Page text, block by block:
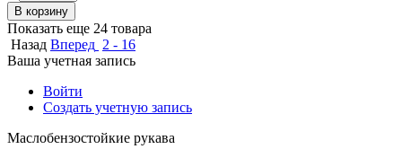
В корзину
Показать еще 24 товара
Назад Вперед 2 - 16
Ваша учетная запись
Войти
Создать учетную запись
Маслобензостойкие рукава